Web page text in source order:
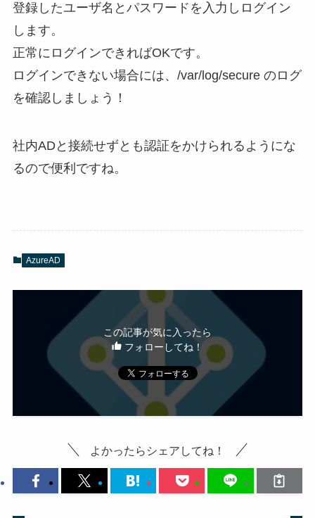
登録したユーザ名とパスワードを入力しログイン
します。
正常にログインできればOKです。
ログインできない場合には、/var/log/secure のログ
を確認しましょう！
社内ADと接続せずとも認証をかけられるようにな
るので便利ですね。
AzureAD
この記事が気に入ったら
フォローしてね！
よかったらシェアしてね！